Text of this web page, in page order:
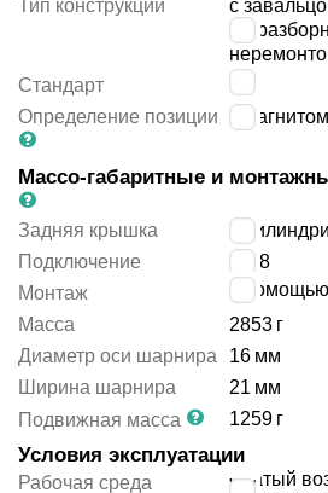
Тип конструкции
с
Стандарт
Определение позиции
с
Массо-габаритные и
Задняя крышка
с
Подключение
G3/8
Монтаж
с
Масса
2853 г
Диаметр оси шарнира
16 мм
Ширина шарнира
21 мм
Подвижная масса
1259 г
Условия эксплуатации
Рабочая среда
сжатый